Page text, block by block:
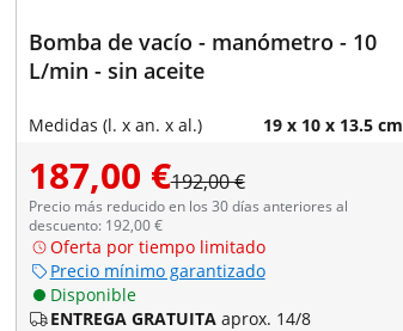
Bomba de vacío - manómetro - 10
L/min - sin aceite
Medidas (l. x an. x al.) 19 x 10 x 13.5 cm
187,00 €192,00 €
Precio más reducido en los 30 días anteriores al
descuento: 192,00 €
Oferta por tiempo limitado
Precio mínimo garantizado
Disponible
ENTREGA GRATUITA aprox. 14/8